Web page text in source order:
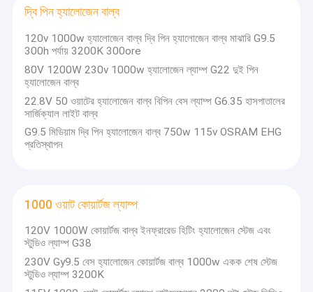
দ্বি পিন হ্যালোজেন বাল্ব
120v 1000w হ্যালোজেন বাল্ব দ্বি পিন হ্যালোজেন বাল্ব মাঝারি G9.5
300h পর্যায় 3200K 300ore
80V 1200W 230v 1000w হ্যালোজেন ল্যাম্প G22 দুই পিন
হ্যালোজেন বাল্ব
22.8V 50 ওয়াটের হ্যালোজেন বাল্ব বিপিন বেস ল্যাম্প G6.35 হাসপাতালের
সার্জিক্যাল লাইট বাল্ব
G9.5 মিডিয়াম দ্বি পিন হ্যালোজেন বাল্ব 750w 115v OSRAM EHG
প্রতিস্থাপন
1000 ওয়াট কোয়ার্টজ ল্যাম্প
120V 1000W কোয়ার্টজ বাল্ব ইনফ্রারেড হিটিং হ্যালোজেন স্টেজ এবং
স্টুডিও ল্যাম্প G38
230V Gy9.5 বেস হ্যালোজেন কোয়ার্টজ বাল্ব 1000w একক শেষ স্টেজ
স্টুডিও ল্যাম্প 3200K